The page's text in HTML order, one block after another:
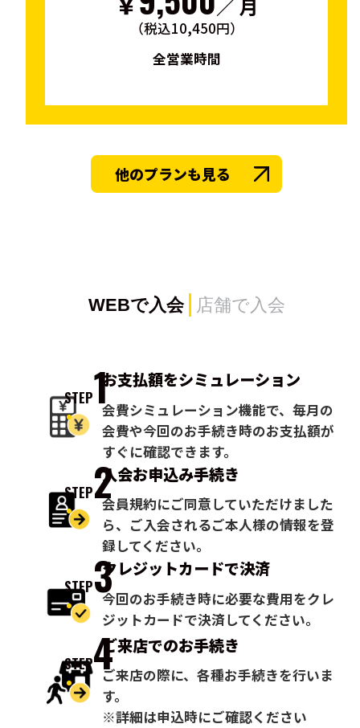
／ 月
（税込10,450円）
全営業時間
他のプランも見る
WEBで入会 店舗で入会
STEP1お支払額をシミュレーション
会費シミュレーション機能で、毎月の
会費や今回のお手続き時のお支払額が
すぐに確認できます。
STEP2入会お申込み手続き
会員規約にご同意していただけました
ら、ご入会されるご本人様の情報を登
録してください。
STEP3クレジットカードで決済
今回のお手続き時に必要な費用をクレ
ジットカードで決済してください。
STEP4ご来店でのお手続き
ご来店の際に、各種お手続きを行いま
す。
※詳細は申込時にご確認ください